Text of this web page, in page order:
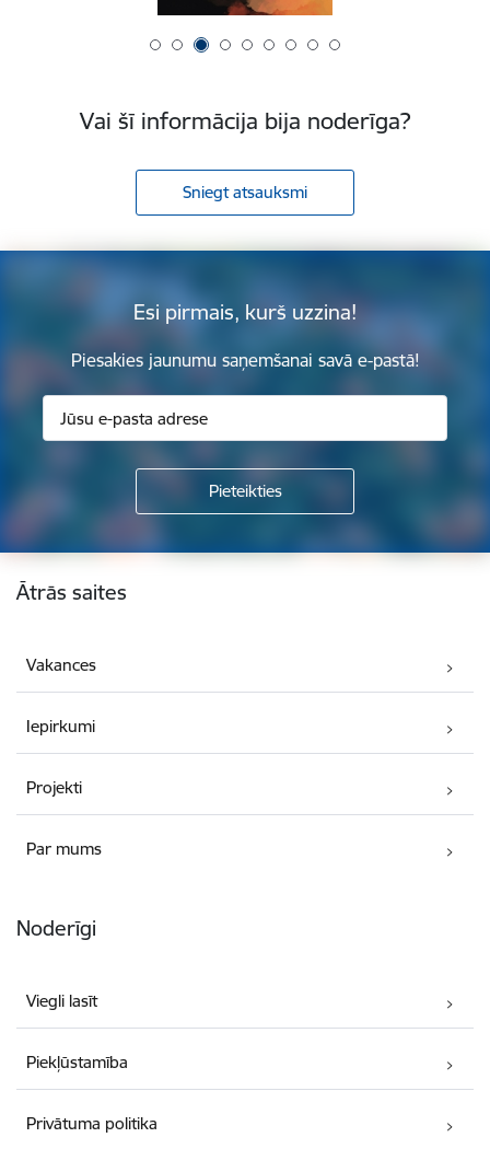
Vai šī informācija bija noderīga?
Sniegt atsauksmi
Esi pirmais, kurš uzzina!
Piesakies jaunumu saņemšanai savā e-pastā!
Kājene
Ātrās saites
Vakances
Iepirkumi
Projekti
Par mums
Noderīgi
Viegli lasīt
Piekļūstamība
Privātuma politika